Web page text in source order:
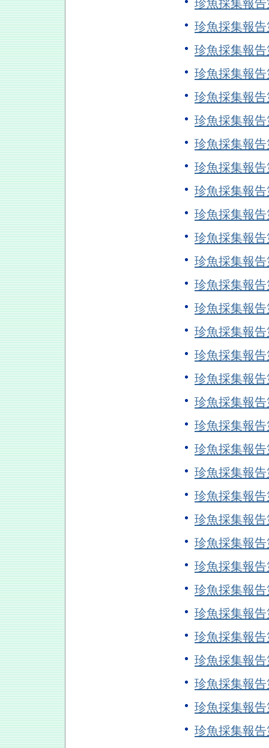
珍魚採集報
珍魚採集報
珍魚採集報
珍魚採集報
珍魚採集報
珍魚採集報
珍魚採集報
珍魚採集報
珍魚採集報
珍魚採集報
珍魚採集報
珍魚採集報
珍魚採集報
珍魚採集報
珍魚採集報
珍魚採集報
珍魚採集報
珍魚採集報
珍魚採集報
珍魚採集報
珍魚採集報
珍魚採集報
珍魚採集報
珍魚採集報
珍魚採集報
珍魚採集報
珍魚採集報
珍魚採集報
珍魚採集報
珍魚採集報
珍魚採集報
珍魚採集報